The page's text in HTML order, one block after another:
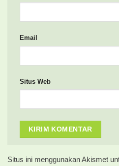
Email
Situs Web
Situs ini menggunakan Akismet